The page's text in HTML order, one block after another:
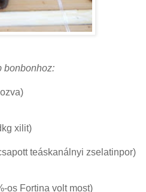
bonbonhoz:
xilit)
teáskanálnyi zselatinpor)
os Fortina volt most)